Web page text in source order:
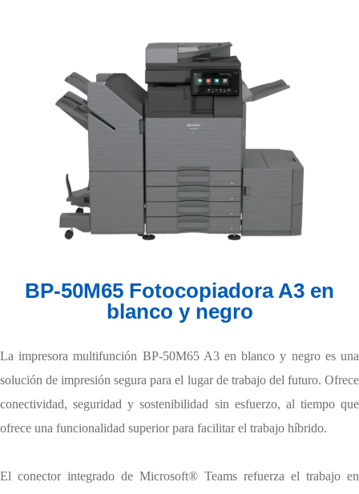
BP-50M65 Fotocopiadora A3 en
blanco y negro
La impresora multifunción BP-50M65 A3 en blanco y negro es una
solución de impresión segura para el lugar de trabajo del futuro. Ofrece
conectividad, seguridad y sostenibilidad sin esfuerzo, al tiempo que
ofrece una funcionalidad superior para facilitar el trabajo híbrido.
El conector integrado de Microsoft® Teams refuerza el trabajo en